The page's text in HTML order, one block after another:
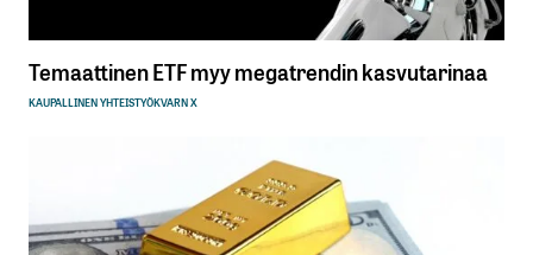
Sähköpostiosoitteesi*
Tilaa SalkunRakentajan uutiskirje
Lähetä kommentti
Temaattinen ETF myy megatrendin kasvutarinaa
KAUPALLINEN YHTEISTYÖKVARN X